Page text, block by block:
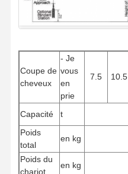
Coupe de
cheveux
- Je
vous
en
prie
7.5 10.5
Capacité t
Poids
total
en kg
Poids du
chariot
en kg